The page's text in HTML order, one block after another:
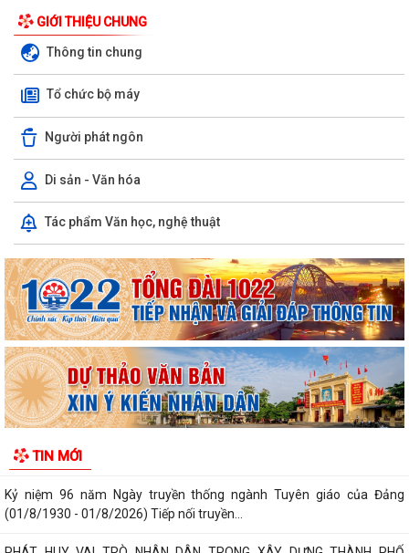
GIỚI THIỆU CHUNG
Thông tin chung
Tổ chức bộ máy
Người phát ngôn
Di sản - Văn hóa
Tác phẩm Văn học, nghệ thuật
TIN MỚI
Đồng chí Phạm Văn Tuyên giữ chức Bí thư Đảng ủy xã Cẩm Giang
Đội U10 thôn Cao Duệ vô địch Giải bóng đá U10 xã Trường Tân hè năm
2026.
Thông báo về việc hoãn lịch tiếp công dân định kỳ của Bí thư Đảng ủy,
Chủ tịch HĐND xã
KHAI MẠC GIẢI BÓNG ĐÁ U10 XÃ TRƯỜNG TÂN HÈ NĂM 2026
sức khỏe điện tử trên VNeID
Kỷ niệm 96 năm Ngày truyền thống ngành Tuyên giáo của Đảng
(01/8/1930 - 01/8/2026) Tiếp nối truyền...